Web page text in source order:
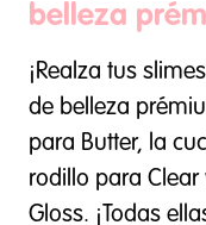
belleza
¡Realza tus
de belleza
para Butter, la
rodillo para Clear
Gloss. ¡Todas